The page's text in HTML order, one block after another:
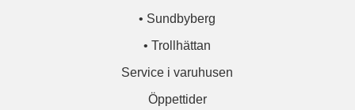
• Sundbyberg
• Trollhättan
Service i varuhusen
Öppettider